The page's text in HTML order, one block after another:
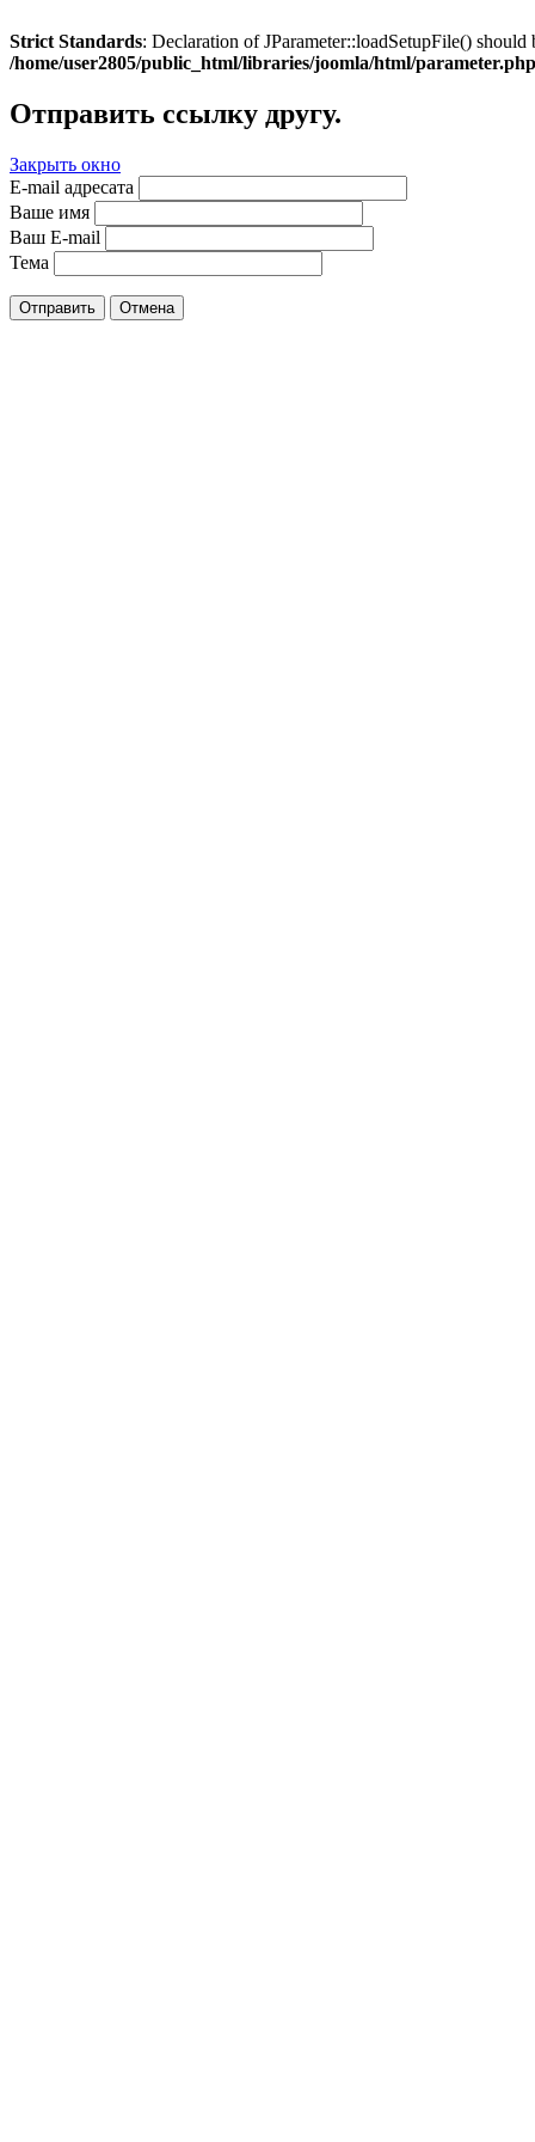
Strict Standards: Declaration of JParameter::loadSetupFile()
/home/user2805/public_html/libraries/joomla/html/parameter.php
Отправить ссылку другу.
Закрыть окно
E-mail адресата
Ваше имя
Ваш E-mail
Тема
Отправить Отмена